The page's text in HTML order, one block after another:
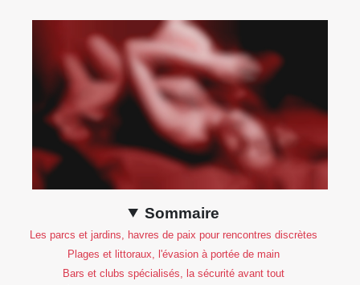
Sommaire
Les parcs et jardins, havres de paix pour rencontres discrètes
Plages et littoraux, l'évasion à portée de main
Bars et clubs spécialisés, la sécurité avant tout